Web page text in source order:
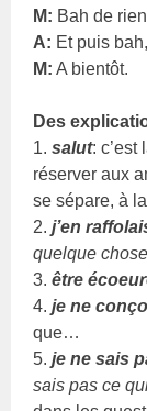
M: Bah de
A: Et puis
M: A bientôt.
Des
1.salut: c’est
réserver aux
se sépare, à
2.j’en
quelque chose
3.être
4.je ne
que…
5.je ne sais
sais pas ce